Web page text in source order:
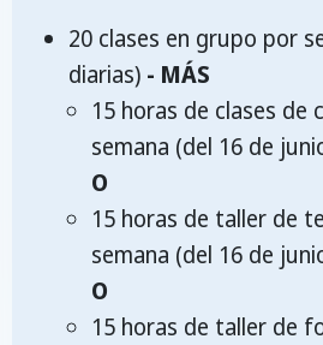
20 clases en grupo por
diarias) - MÁS
15 horas de clases de
semana (del 16 de
O
15 horas de taller de
semana (del 16 de
O
15 horas de taller de